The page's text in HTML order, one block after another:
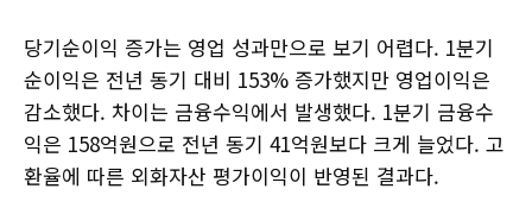
당기순이익 증가는 영업 성과만으로 보기 어렵다. 1분기
순이익은 전년 동기 대비 153% 증가했지만 영업이익은
감소했다. 차이는 금융수익에서 발생했다. 1분기 금융수
익은 158억원으로 전년 동기 41억원보다 크게 늘었다. 고
환율에 따른 외화자산 평가이익이 반영된 결과다.